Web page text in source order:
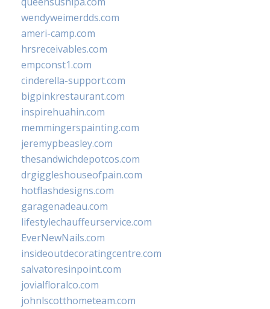
wendyweimerdds.com
ameri-camp.com
hrsreceivables.com
empconst1.com
cinderella-support.com
bigpinkrestaurant.com
inspirehuahin.com
memmingerspainting.com
jeremypbeasley.com
thesandwichdepotcos.com
drgiggleshouseofpain.com
hotflashdesigns.com
garagenadeau.com
lifestylechauffeurservice.com
EverNewNails.com
insideoutdecoratingcentre.com
salvatoresinpoint.com
jovialfloralco.com
johnlscotthometeam.com